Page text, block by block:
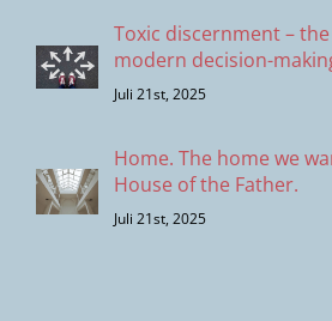
Toxic discernment –
modern decision-
Juli 21st, 2025
Home. The home we
House of the Father.
Juli 21st, 2025